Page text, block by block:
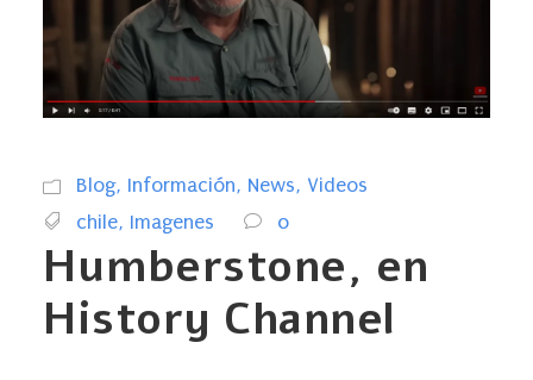
Blog, Información, News, Videos
chile, Imagenes 0
Humberstone, en
History Channel